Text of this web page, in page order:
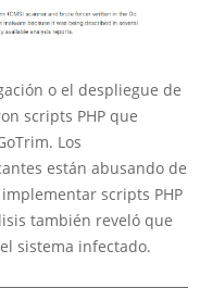
o el despliegue de
scripts PHP que
Los
están abusando de
scripts PHP
también reveló que
sistema infectado.